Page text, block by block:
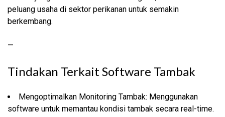
peluang usaha di sektor perikanan untuk semakin
berkembang.
—
Tindakan Terkait Software Tambak
Mengoptimalkan Monitoring Tambak: Menggunakan
software untuk memantau kondisi tambak secara real-time.